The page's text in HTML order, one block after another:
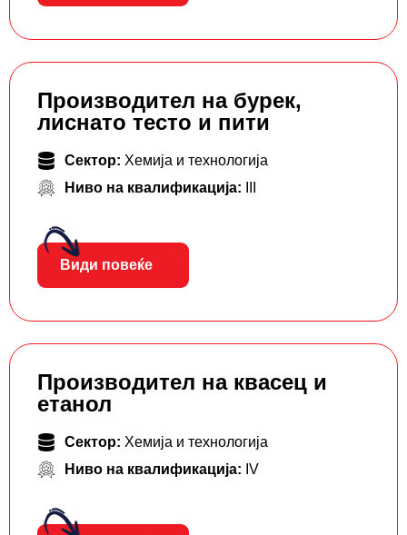
Производител на бурек,
лиснато тесто и пити
Сектор: Хемија и технологија
Ниво на квалификација:
Види повеќе
Производител на квасец и
етанол
Сектор: Хемија и технологија
Ниво на квалификација: IV